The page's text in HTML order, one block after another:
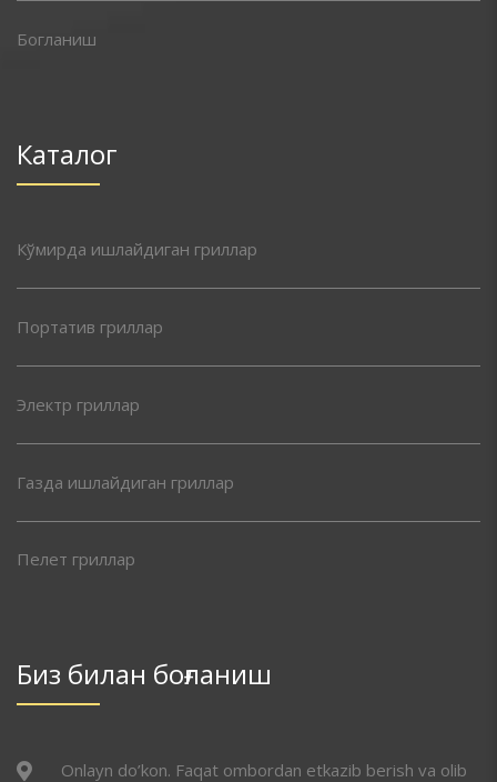
Богланиш
Каталог
Кўмирда ишлайдиган гриллар
Портатив гриллар
Электр гриллар
Газда ишлайдиган гриллар
Пелет гриллар
Биз билан боғланиш
Onlayn do’kon. Faqat ombordan etkazib berish va olib